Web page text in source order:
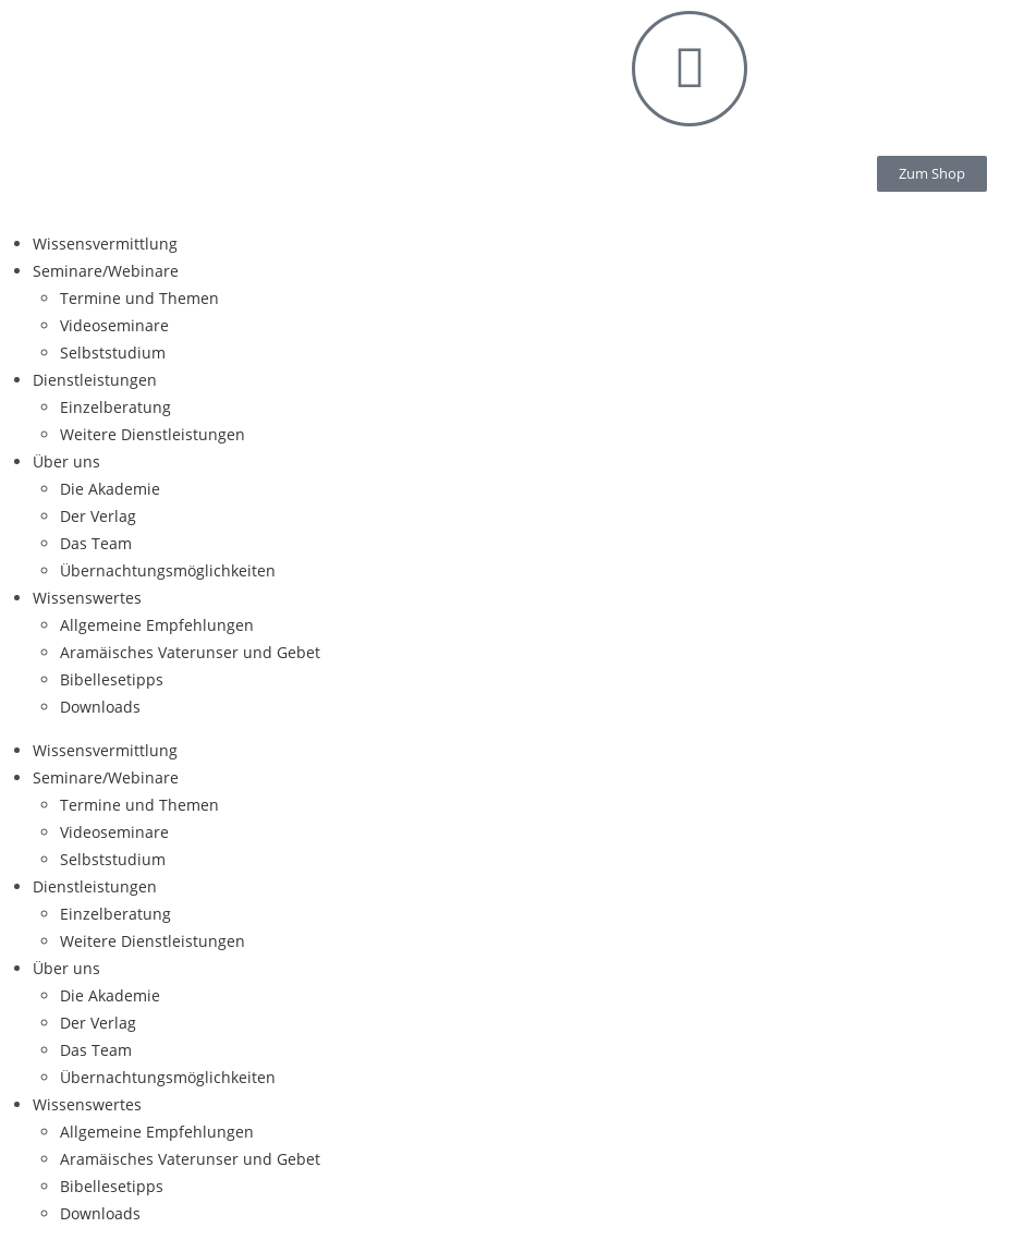
Zum Shop
Wissensvermittlung
Seminare/Webinare
Termine und Themen
Videoseminare
Selbststudium
Dienstleistungen
Einzelberatung
Weitere Dienstleistungen
Über uns
Die Akademie
Der Verlag
Das Team
Übernachtungsmöglichkeiten
Wissenswertes
Allgemeine Empfehlungen
Aramäisches Vaterunser und Gebet
Bibellesetipps
Downloads
Wissensvermittlung
Seminare/Webinare
Termine und Themen
Videoseminare
Selbststudium
Dienstleistungen
Einzelberatung
Weitere Dienstleistungen
Über uns
Die Akademie
Der Verlag
Das Team
Übernachtungsmöglichkeiten
Wissenswertes
Allgemeine Empfehlungen
Aramäisches Vaterunser und Gebet
Bibellesetipps
Downloads